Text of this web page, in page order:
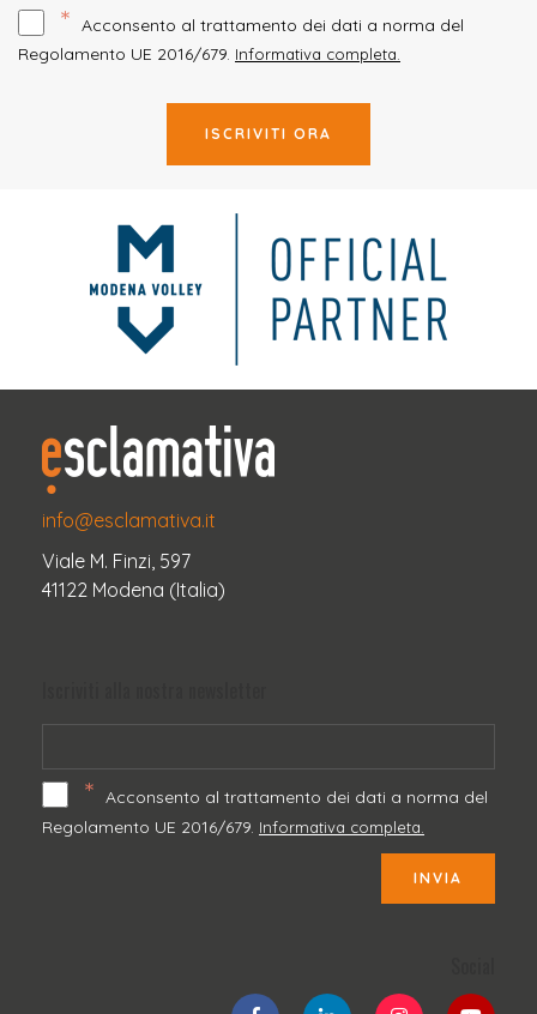
* Acconsento al trattamento dei dati a norma del
Regolamento UE 2016/679. Informativa completa.
ISCRIVITI ORA
info@esclamativa.it
Viale M. Finzi, 597
41122 Modena (Italia)
* Acconsento al trattamento dei dati a norma del
Regolamento UE 2016/679. Informativa completa.
INVIA